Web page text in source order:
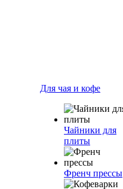
Для чая и кофе
Чайники для
плиты
Френч прессы